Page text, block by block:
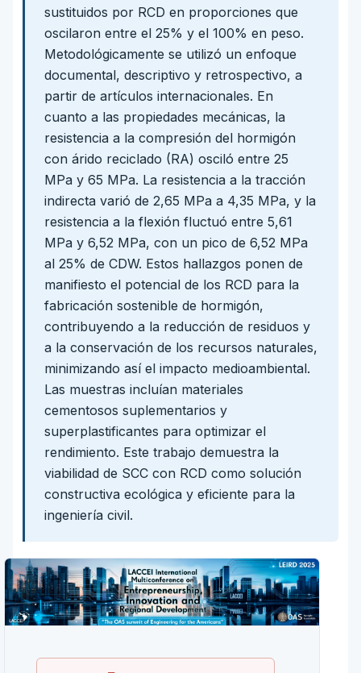
sustituidos por RCD en proporciones que
oscilaron entre el 25% y el 100% en peso.
Metodológicamente se utilizó un enfoque
documental, descriptivo y retrospectivo, a
partir de artículos internacionales. En
cuanto a las propiedades mecánicas, la
resistencia a la compresión del hormigón
con árido reciclado (RA) osciló entre 25
MPa y 65 MPa. La resistencia a la tracción
indirecta varió de 2,65 MPa a 4,35 MPa, y la
resistencia a la flexión fluctuó entre 5,61
MPa y 6,52 MPa, con un pico de 6,52 MPa
al 25% de CDW. Estos hallazgos ponen de
manifiesto el potencial de los RCD para la
fabricación sostenible de hormigón,
contribuyendo a la reducción de residuos y
a la conservación de los recursos naturales,
minimizando así el impacto medioambiental.
Las muestras incluían materiales
cementosos suplementarios y
superplastificantes para optimizar el
rendimiento. Este trabajo demuestra la
viabilidad de SCC con RCD como solución
constructiva ecológica y eficiente para la
ingeniería civil.